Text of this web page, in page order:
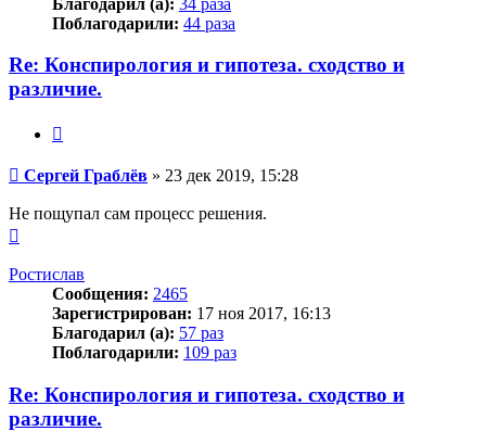
Поблагодарили: 44 раза
Re: Конспирология и гипотеза. сходство и
различие.
Сообщение
Сергей Граблёв » 23 дек 2019, 15:28
Не пощупал сам процесс решения.
началу
Ростислав
Сообщения: 2465
Зарегистрирован: 17 ноя 2017, 16:13
Благодарил (а): 57 раз
Поблагодарили: 109 раз
Re: Конспирология и гипотеза. сходство и
различие.